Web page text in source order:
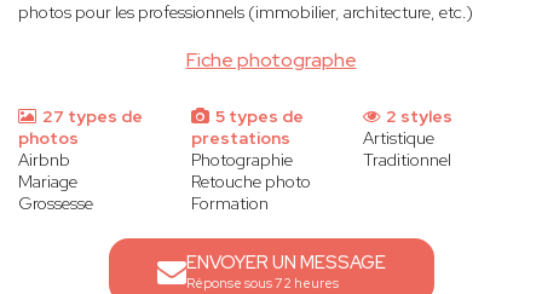
Fiche photographe
photos pour les professionnels (immobilier, architecture, etc.)
27 types de
photos
Airbnb
Mariage
Grossesse
5 types de
prestations
Photographie
Retouche photo
Formation
2 styles
Artistique
Traditionnel
ENVOYER UN MESSAGE
Réponse sous 72 heures